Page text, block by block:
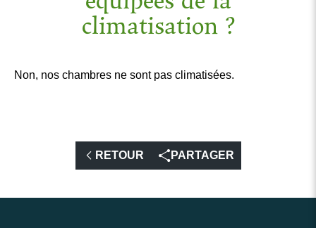
climatisation ?
Non, nos chambres ne sont pas climatisées.
RETOUR PARTAGER